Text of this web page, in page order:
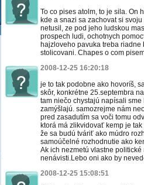
To co pises atolm, to je sila. On
kde a snazi sa zachovat si
netusil, ze pod jeho ludskou
prospech ludi, ochotnych
hajzloveho pavuka treba
stolicovani. Chapes o com
2008-12-25 16:20:18
je to tak podobne ako hovoríš,
skôr, konkrétne 25.septembra
tam niečo chystajú napísali
zamýšlajú. samozrejme nám
pred zasadutím sa voči tomu
ktorá má zlikvidovať kemp je
že sa budú tváriť ako múdro
samoúčelné rozhodnutie ako
Ak ich nezmetú vlastne
nenávisti.Lebo oni ako by
2008-12-25 15:08:51